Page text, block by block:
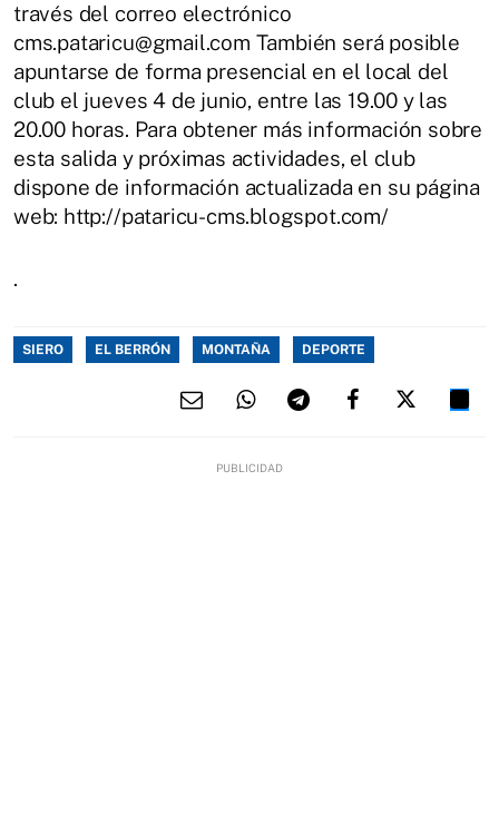
través del correo electrónico
cms.pataricu@gmail.com También será posible
apuntarse de forma presencial en el local del
club el jueves 4 de junio, entre las 19.00 y las
20.00 horas. Para obtener más información sobre
esta salida y próximas actividades, el club
dispone de información actualizada en su página
web: http://pataricu-cms.blogspot.com/
.
SIERO EL BERRÓN MONTAÑA DEPORTE